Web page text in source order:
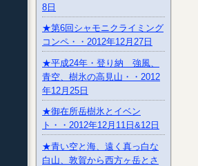
8日
★第6回シャモニクライミング
コンペ・・2012年12月27日
★平成24年・登り納 強風、
青空、樹氷の高見山・・2012
年12月25日
★御在所岳樹氷とイベン
ト・・2012年12月11日&12日
★青い空と海、遠く真っ白な
白山、敦賀から西方ヶ岳とさ